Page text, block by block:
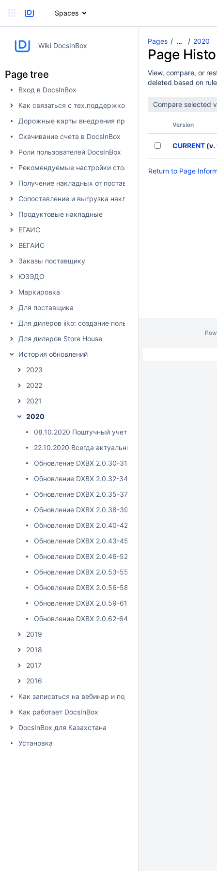
Spaces
Wiki DocsInBox
Page tree
Вход в DocsInBox
Как связаться с тех.поддержкой
Дорожные карты внедрения продуктов
Скачивание счета в DocsInBox
Роли пользователей DocsInBox
Рекомендуемые настройки столбцов
Получение накладных от поставщика в DocsInBox
Сопоставление и выгрузка накладных в учетную систему
Продуктовые накладные
ЕГАИС
ВЕГАИС
Заказы поставщику
ЮЗЭДО
Маркировка
Для поставщика
Для дилеров iiko: создание пользователя и настройка
Для дилеров Store House
История обновлений
2023
2022
2021
2020
08.10.2020 Поштучный учет алкоголя и списание пива
22.10.2020 Всегда актуальные остатки из iiko и
Обновление DXBX 2.0.30-31
Обновление DXBX 2.0.32-34
Обновление DXBX 2.0.35-37
Обновление DXBX 2.0.38-39
Обновление DXBX 2.0.40-42
Обновление DXBX 2.0.43-45
Обновление DXBX 2.0.46-52
Обновление DXBX 2.0.53-55
Обновление DXBX 2.0.56-58
Обновление DXBX 2.0.59-61
Обновление DXBX 2.0.62-64
2019
2018
2017
2016
Как записаться на вебинар и подписаться на рассылку
Как работает DocsInBox
DocsInBox для Казахстана
Установка
Pages … 2020
Page
View, compare, or
deleted based on
Version
CURRENT (v.
Return to Page